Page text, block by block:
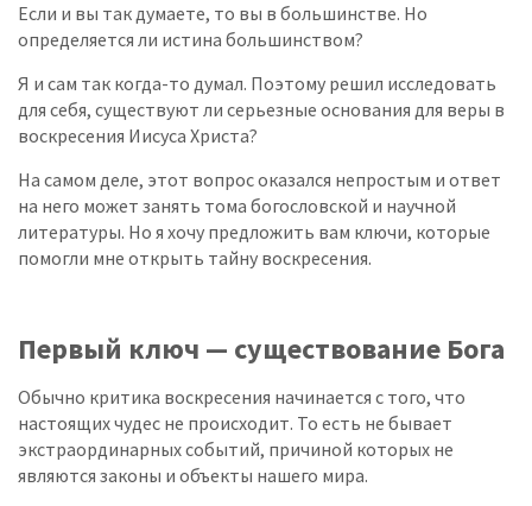
Если и вы так думаете, то вы в большинстве. Но
определяется ли истина большинством?
Я и сам так когда-то думал. Поэтому решил исследовать
для себя, существуют ли серьезные основания для веры в
воскресения Иисуса Христа?
На самом деле, этот вопрос оказался непростым и ответ
на него может занять тома богословской и научной
литературы. Но я хочу предложить вам ключи, которые
помогли мне открыть тайну воскресения.
Первый ключ — существование Бога
Обычно критика воскресения начинается с того, что
настоящих чудес не происходит. То есть не бывает
экстраординарных событий, причиной которых не
являются законы и объекты нашего мира.